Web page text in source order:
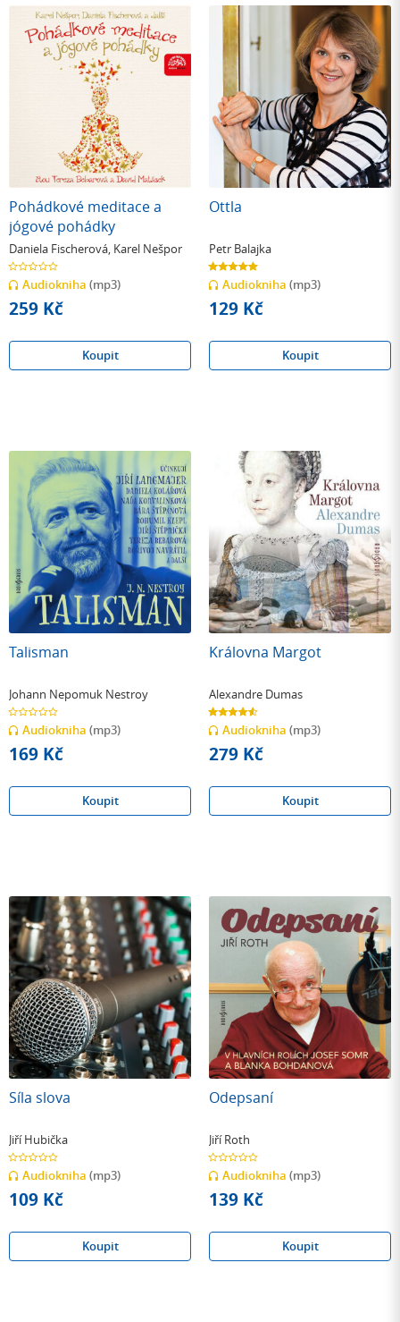
Pohádkové meditace a
jógové pohádky
Daniela Fischerová, Karel Nešpor
0.0
z
5
hvězdiček
Audiokniha (mp3)
259 Kč
Koupit
Ottla
Petr Balajka
5.0
z
5
hvězdiček
Audiokniha (mp3)
129 Kč
Koupit
Talisman
Johann Nepomuk Nestroy
0.0
z
5
hvězdiček
Audiokniha (mp3)
169 Kč
Koupit
Královna Margot
Alexandre Dumas
4.6
z
5
hvězdiček
Audiokniha (mp3)
279 Kč
Koupit
Síla slova
Jiří Hubička
0.0
z
5
hvězdiček
Audiokniha (mp3)
109 Kč
Koupit
Odepsaní
Jiří Roth
0.0
z
5
hvězdiček
Audiokniha (mp3)
139 Kč
Koupit